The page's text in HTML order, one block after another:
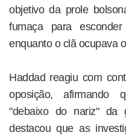
objetivo da prole
fumaça para
enquanto o clã ocupava
Haddad reagiu com
oposição, afirmando
"debaixo do nariz" da
destacou que as